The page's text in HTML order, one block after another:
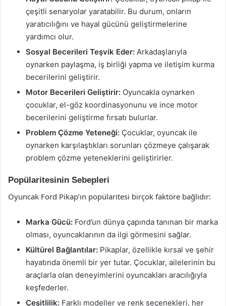
çeşitli senaryolar yaratabilir. Bu durum, onların
yaratıcılığını ve hayal gücünü geliştirmelerine
yardımcı olur.
Sosyal Becerileri Teşvik Eder: Arkadaşlarıyla
oynarken paylaşma, iş birliği yapma ve iletişim kurma
becerilerini geliştirir.
Motor Becerileri Geliştirir: Oyuncakla oynarken
çocuklar, el-göz koordinasyonunu ve ince motor
becerilerini geliştirme fırsatı bulurlar.
Problem Çözme Yeteneği: Çocuklar, oyuncak ile
oynarken karşılaştıkları sorunları çözmeye çalışarak
problem çözme yeteneklerini geliştirirler.
Popülaritesinin Sebepleri
Oyuncak Ford Pikap’ın popülaritesi birçok faktöre bağlıdır:
Marka Gücü: Ford’un dünya çapında tanınan bir marka
olması, oyuncaklarının da ilgi görmesini sağlar.
Kültürel Bağlantılar: Pikaplar, özellikle kırsal ve şehir
hayatında önemli bir yer tutar. Çocuklar, ailelerinin bu
araçlarla olan deneyimlerini oyuncakları aracılığıyla
keşfederler.
Çeşitlilik: Farklı modeller ve renk seçenekleri, her